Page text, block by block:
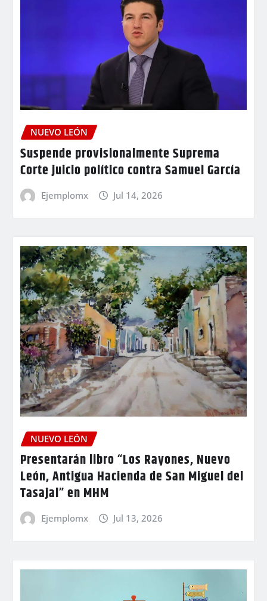
NUEVO LEÓN
Suspende provisionalmente Suprema
Corte juicio político contra Samuel García
Ejemplomx Jul 14, 2026
NUEVO LEÓN
Presentarán libro “Los Rayones, Nuevo
León, Antigua Hacienda de San Miguel del
Tasajal” en MHM
Ejemplomx Jul 13, 2026